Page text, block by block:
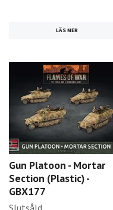
LÄS MER
Gun Platoon - Mortar
Section (Plastic) -
GBX177